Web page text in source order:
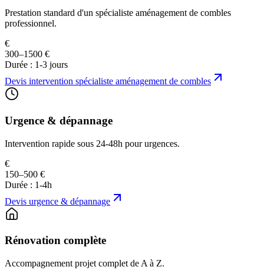
Prestation standard d'un spécialiste aménagement de combles
professionnel.
€
300–1500 €
Durée : 1-3 jours
Devis intervention spécialiste aménagement de combles
Urgence & dépannage
Intervention rapide sous 24-48h pour urgences.
€
150–500 €
Durée : 1-4h
Devis urgence & dépannage
Rénovation complète
Accompagnement projet complet de A à Z.